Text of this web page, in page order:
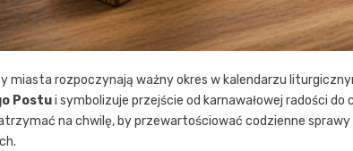
miasta rozpoczynają ważny okres w kalendarzu
Postui symbolizuje przejście od karnawałowej radości
na chwilę, by przewartościować codzienne